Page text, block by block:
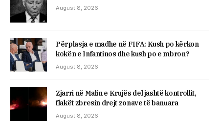
August 8, 2026
Përplasja e madhe në FIFA: Kush po kërkon
kokën e Infantinos dhe kush po e mbron?
August 8, 2026
Zjarri në Malin e Krujës del jashtë kontrollit,
flakët zbresin drejt zonave të banuara
August 8, 2026